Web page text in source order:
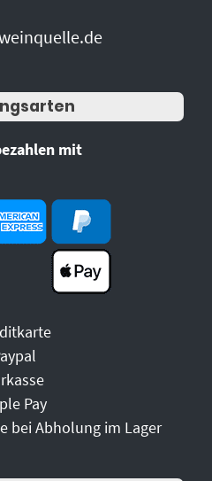
mit
Pay
bei Abholung im Lager